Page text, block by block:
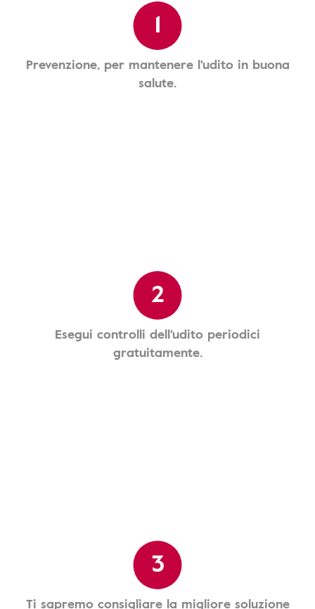
1
Prevenzione, per mantenere l'udito in buona
salute.
2
Esegui controlli dell'udito periodici
gratuitamente.
3
Ti sapremo consigliare la migliore soluzione